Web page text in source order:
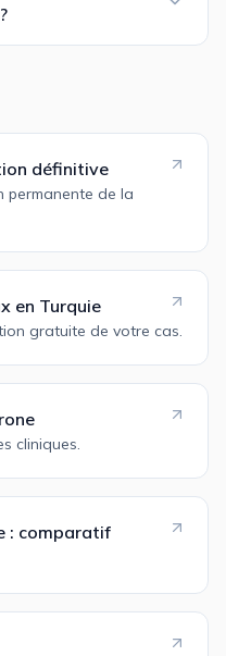
définitive
permanente de la
en Turquie
gratuite de votre cas.
cliniques.
: comparatif